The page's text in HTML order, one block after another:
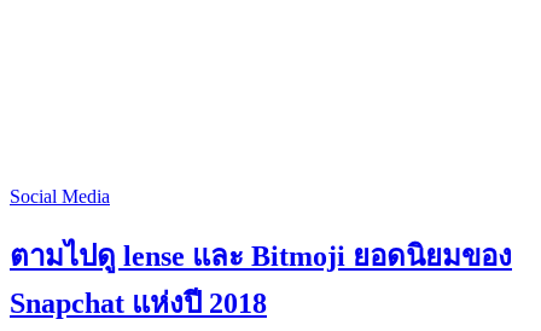
Social Media
ตามไปดู lense และ Bitmoji ยอดนิยมของ
Snapchat แห่งปี 2018